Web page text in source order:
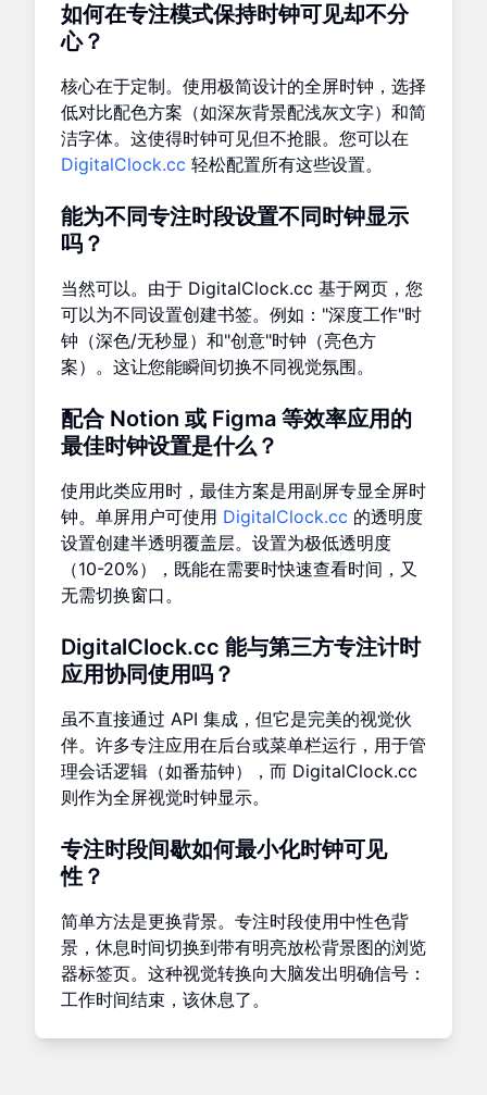
如何在专注模式保持时钟可见却不分
心？
核心在于定制。使用极简设计的全屏时钟，选择
低对比配色方案（如深灰背景配浅灰文字）和简
洁字体。这使得时钟可见但不抢眼。您可以在
DigitalClock.cc 轻松配置所有这些设置。
能为不同专注时段设置不同时钟显示
吗？
当然可以。由于 DigitalClock.cc 基于网页，您
可以为不同设置创建书签。例如："深度工作"时
钟（深色/无秒显）和"创意"时钟（亮色方
案）。这让您能瞬间切换不同视觉氛围。
配合 Notion 或 Figma 等效率应用的
最佳时钟设置是什么？
使用此类应用时，最佳方案是用副屏专显全屏时
钟。单屏用户可使用 DigitalClock.cc 的透明度
设置创建半透明覆盖层。设置为极低透明度
（10-20%），既能在需要时快速查看时间，又
无需切换窗口。
DigitalClock.cc 能与第三方专注计时
应用协同使用吗？
虽不直接通过 API 集成，但它是完美的视觉伙
伴。许多专注应用在后台或菜单栏运行，用于管
理会话逻辑（如番茄钟），而 DigitalClock.cc
则作为全屏视觉时钟显示。
专注时段间歇如何最小化时钟可见
性？
简单方法是更换背景。专注时段使用中性色背
景，休息时间切换到带有明亮放松背景图的浏览
器标签页。这种视觉转换向大脑发出明确信号：
工作时间结束，该休息了。